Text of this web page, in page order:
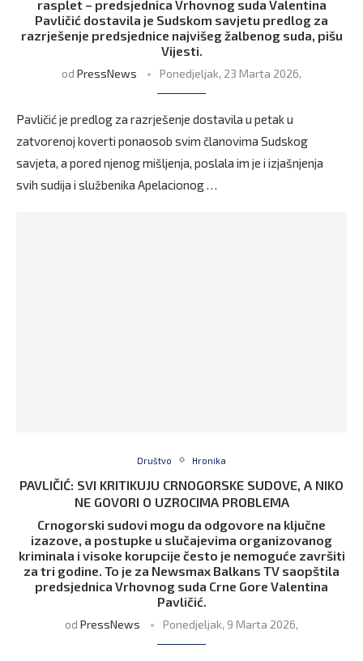
rasplet – predsjednica Vrhovnog suda Valentina
Pavličić dostavila je Sudskom savjetu predlog za
razrješenje predsjednice najvišeg žalbenog suda, pišu
Vijesti.
od PressNews Ponedjeljak, 23 Marta 2026,
Pavličić je predlog za razrješenje dostavila u petak u
zatvorenoj koverti ponaosob svim članovima Sudskog
savjeta, a pored njenog mišljenja, poslala im je i izjašnjenja
svih sudija i službenika Apelacionog …
Društvo Hronika
PAVLIČIĆ: SVI KRITIKUJU CRNOGORSKE SUDOVE, A NIKO
NE GOVORI O UZROCIMA PROBLEMA
Crnogorski sudovi mogu da odgovore na ključne
izazove, a postupke u slučajevima organizovanog
kriminala i visoke korupcije često je nemoguće završiti
za tri godine. To je za Newsmax Balkans TV saopštila
predsjednica Vrhovnog suda Crne Gore Valentina
Pavličić.
od PressNews Ponedjeljak, 9 Marta 2026,